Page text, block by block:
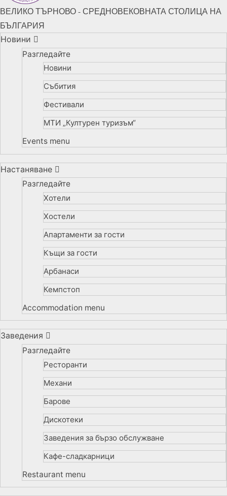
ВЕЛИКО ТЪРНОВО - СРЕДНОВЕКОВНАТА СТОЛИЦА НА
БЪЛГАРИЯ
Новини
Разгледайте
Новини
Събития
Фестивали
МТИ „Културен туризъм“
Events menu
Настаняване
Разгледайте
Хотели
Хостели
Апартаменти за гости
Къщи за гости
Арбанаси
Кемпстоп
Accommodation menu
Заведения
Разгледайте
Ресторанти
Механи
Барове
Дискотеки
Заведения за бързо обслужване
Кафе-сладкарници
Restaurant menu